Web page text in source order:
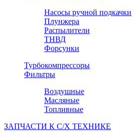
Насосы ручной подкачки
Плунжера
Распылители
ТНВД
Форсунки
Турбокомпрессоры
Фильтры
Воздушные
Масляные
Топливные
ЗАПЧАСТИ К С/Х ТЕХНИКЕ